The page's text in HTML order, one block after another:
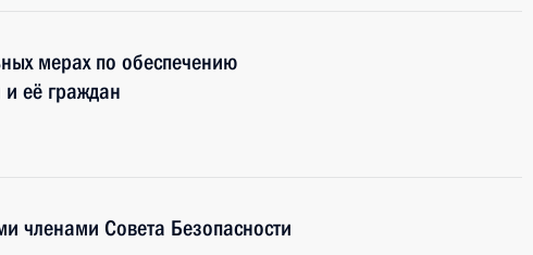
мерах по обеспечению
и её граждан
членами Совета Безопасности